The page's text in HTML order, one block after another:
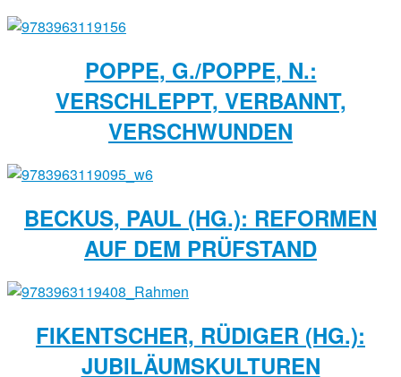
POPPE, G./POPPE, N.:
VERSCHLEPPT, VERBANNT,
VERSCHWUNDEN
BECKUS, PAUL (HG.): REFORMEN
AUF DEM PRÜFSTAND
FIKENTSCHER, RÜDIGER (HG.):
JUBILÄUMSKULTUREN